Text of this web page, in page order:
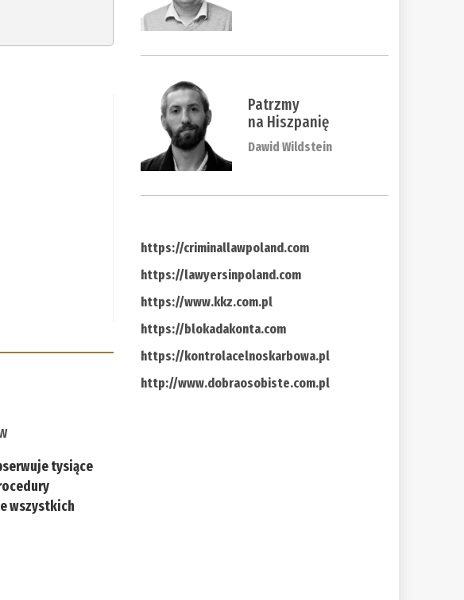
tysiące
wszystkich
Patrzmy
na Hiszpanię
Dawid Wildstein
https://criminallawpoland.com
https://lawyersinpoland.com
https://www.kkz.com.pl
https://blokadakonta.com
https://kontrolacelnoskarbowa.pl
http://www.dobraosobiste.com.pl